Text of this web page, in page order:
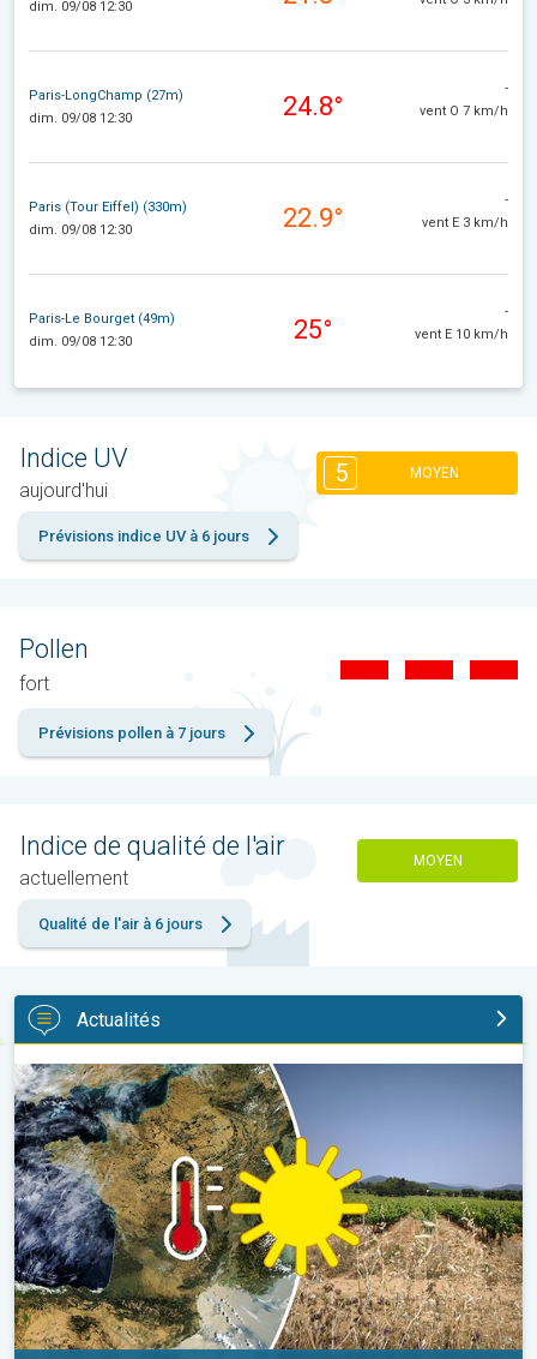
dim. 09/08 12:30
Paris-LongChamp (27m)
dim. 09/08 12:30
24.8°
-
vent O 7 km/h
Paris (Tour Eiffel) (330m)
dim. 09/08 12:30
22.9°
-
vent E 3 km/h
Paris-Le Bourget (49m)
dim. 09/08 12:30
25°
-
vent E 10 km/h
Indice UV
aujourd'hui
5 MOYEN
Prévisions indice UV à 6 jours
Pollen
fort
Prévisions pollen à 7 jours
Indice de qualité de l'air
actuellement
MOYEN
Qualité de l'air à 6 jours
Actualités
Sécheresse record et nouvelle canicule. France : été